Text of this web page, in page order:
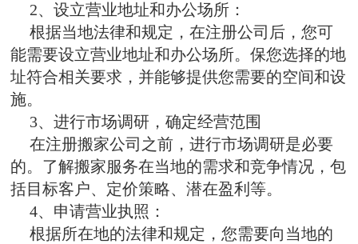
2、设立营业地址和办公场所：
根据当地法律和规定，在注册公司后，您可
能需要设立营业地址和办公场所。保您选择的地
址符合相关要求，并能够提供您需要的空间和设
施。
3、进行市场调研，确定经营范围
在注册搬家公司之前，进行市场调研是必要
的。了解搬家服务在当地的需求和竞争情况，包
括目标客户、定价策略、潜在盈利等。
4、申请营业执照：
根据所在地的法律和规定，您需要向当地的